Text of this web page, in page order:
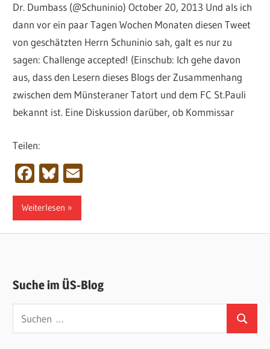
Dr. Dumbass (@Schuninio) October 20, 2013 Und als ich
dann vor ein paar Tagen Wochen Monaten diesen Tweet
von geschätzten Herrn Schuninio sah, galt es nur zu
sagen: Challenge accepted! (Einschub: Ich gehe davon
aus, dass den Lesern dieses Blogs der Zusammenhang
zwischen dem Münsteraner Tatort und dem FC St.Pauli
bekannt ist. Eine Diskussion darüber, ob Kommissar
Teilen:
Facebook
Bluesky
Weiterlesen
Suche im ÜS-Blog
Suchen
nach:
Suchen